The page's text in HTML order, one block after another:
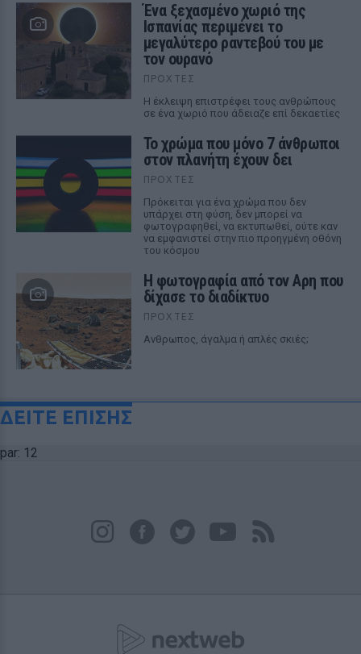
Ένα ξεχασμένο χωριό της
Ισπανίας περιμένει το
μεγαλύτερο ραντεβού του με
τον ουρανό
ΠΡΟΧΤΈΣ
Η έκλειψη επιστρέφει τους ανθρώπους
σε ένα χωριό που άδειαζε επί δεκαετίες
Το χρώμα που μόνο 7 άνθρωποι
στον πλανήτη έχουν δει
ΠΡΟΧΤΈΣ
Πρόκειται για ένα χρώμα που δεν
υπάρχει στη φύση, δεν μπορεί να
φωτογραφηθεί, να εκτυπωθεί, ούτε καν
να εμφανιστεί στην πιο προηγμένη οθόνη
του κόσμου
Η φωτογραφία από τον Αρη που
δίχασε το διαδίκτυο
ΠΡΟΧΤΈΣ
Ανθρωπος, άγαλμα ή απλές σκιές;
ΔΕΙΤΕ ΕΠΙΣΗΣ
par: 12